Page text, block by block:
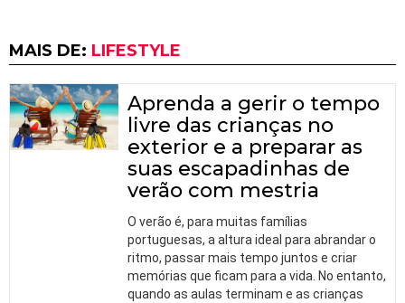
MAIS DE: LIFESTYLE
Aprenda a gerir o tempo
livre das crianças no
exterior e a preparar as
suas escapadinhas de
verão com mestria
O verão é, para muitas famílias
portuguesas, a altura ideal para abrandar o
ritmo, passar mais tempo juntos e criar
memórias que ficam para a vida. No entanto,
quando as aulas terminam e as crianças